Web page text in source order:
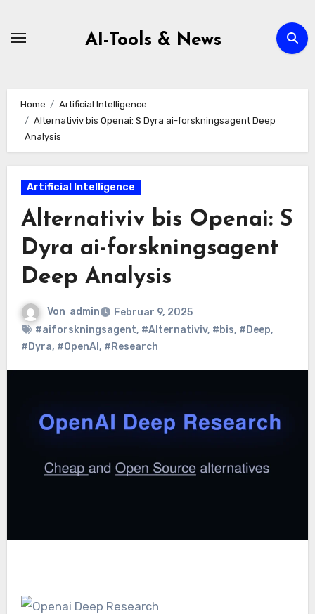
AI-Tools & News
Home
Artificial Intelligence
Alternativiv bis Openai: S Dyra ai-forskningsagent Deep
Analysis
Artificial Intelligence
Alternativiv bis Openai: S
Dyra ai-forskningsagent
Deep Analysis
Von admin
Februar 9, 2025
#aiforskningsagent, #Alternativiv, #bis, #Deep,
#Dyra, #OpenAI , #Research